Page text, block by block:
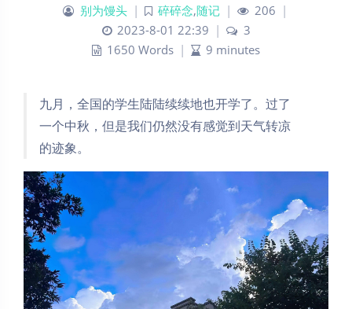
别为馒头 碎碎念,随记 206
2023-8-01 22:39
3
1650 Words
9 minutes
九月，全国的学生陆陆续续地也开学了。过了
一个中秋，但是我们仍然没有感觉到天气转凉
的迹象。